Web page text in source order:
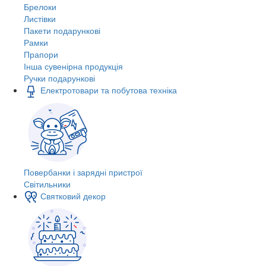
Брелоки
Листівки
Пакети подарункові
Рамки
Прапори
Інша сувенірна продукція
Ручки подарункові
Електротовари та побутова техніка
Повербанки і зарядні пристрої
Світильники
Святковий декор